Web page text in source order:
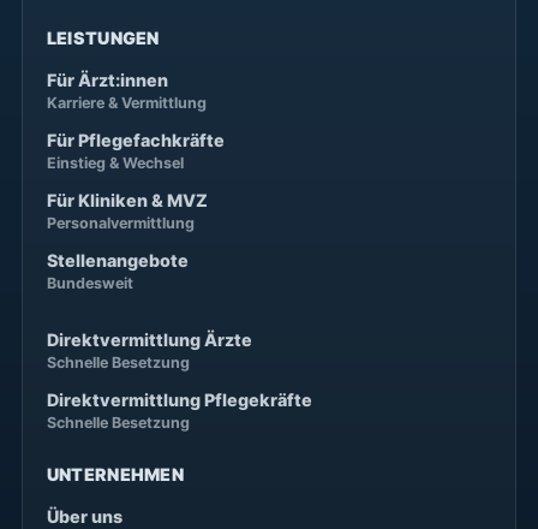
LEISTUNGEN
Für Ärzt:innen
Karriere & Vermittlung
Für Pflegefachkräfte
Einstieg & Wechsel
Für Kliniken & MVZ
Personalvermittlung
Stellenangebote
Bundesweit
Direktvermittlung Ärzte
Schnelle Besetzung
Direktvermittlung Pflegekräfte
Schnelle Besetzung
UNTERNEHMEN
Über uns